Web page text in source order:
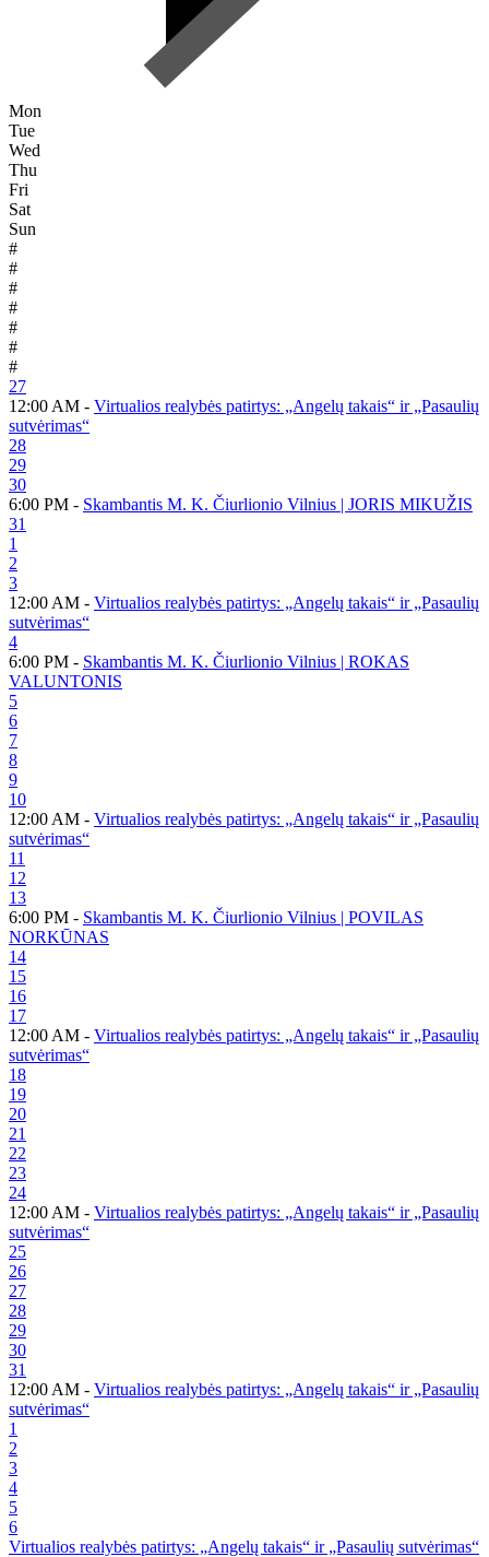
Mon
Tue
Wed
Thu
Fri
Sat
Sun
#
#
#
#
#
#
#
27
12:00 AM - Virtualios realybės patirtys: „Angelų takais“ ir „Pasaulių
sutvėrimas“
28
29
30
6:00 PM - Skambantis M. K. Čiurlionio Vilnius | JORIS MIKUŽIS
31
1
2
3
12:00 AM - Virtualios realybės patirtys: „Angelų takais“ ir „Pasaulių
sutvėrimas“
4
6:00 PM - Skambantis M. K. Čiurlionio Vilnius | ROKAS
VALUNTONIS
5
6
7
8
9
10
12:00 AM - Virtualios realybės patirtys: „Angelų takais“ ir „Pasaulių
sutvėrimas“
11
12
13
6:00 PM - Skambantis M. K. Čiurlionio Vilnius | POVILAS
NORKŪNAS
14
15
16
17
12:00 AM - Virtualios realybės patirtys: „Angelų takais“ ir „Pasaulių
sutvėrimas“
18
19
20
21
22
23
24
12:00 AM - Virtualios realybės patirtys: „Angelų takais“ ir „Pasaulių
sutvėrimas“
25
26
27
28
29
30
31
12:00 AM - Virtualios realybės patirtys: „Angelų takais“ ir „Pasaulių
sutvėrimas“
1
2
3
4
5
6
Virtualios realybės patirtys: „Angelų takais“ ir „Pasaulių sutvėrimas“